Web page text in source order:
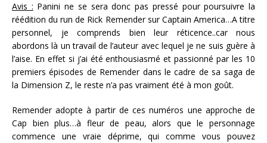
Avis : Panini ne se sera donc pas pressé pour poursuivre la
réédition du run de Rick Remender sur Captain America…A titre
personnel, je comprends bien leur réticence..car nous
abordons là un travail de l’auteur avec lequel je ne suis guère à
l’aise. En effet si j’ai été enthousiasmé et passionné par les 10
premiers épisodes de Remender dans le cadre de sa saga de
la Dimension Z, le reste n’a pas vraiment été à mon goût.
Remender adopte à partir de ces numéros une approche de
Cap bien plus…à fleur de peau, alors que le personnage
commence une vraie déprime, qui comme vous pouvez